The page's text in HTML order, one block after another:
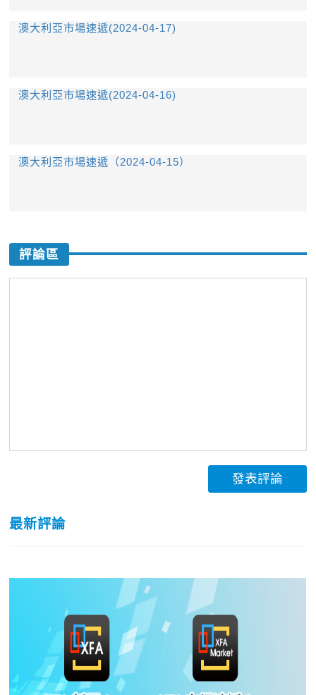
澳大利亞市場速遞(2024-04-17)
澳大利亞市場速遞(2024-04-16)
​澳大利亞市場速遞（2024-04-15）
評論區
發表評論
最新評論